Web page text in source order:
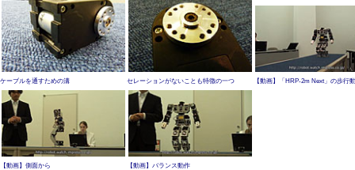
ケーブルを通すための溝 セレーションがないことも特徴の一つ 【動画】「HRP-2m Next」の歩行
【動画】側面から 【動画】バランス動作